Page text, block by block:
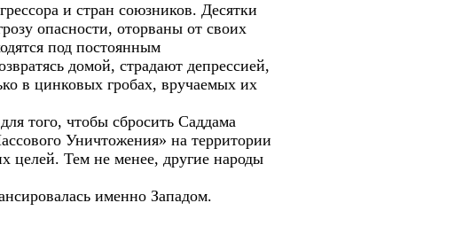
и стран союзников. Десятки
опасности, оторваны от своих
под постоянным
домой, страдают депрессией,
в цинковых гробах, вручаемых их
того, чтобы сбросить Саддама
Уничтожения» на территории
целей. Тем не менее, другие народы
именно Западом.